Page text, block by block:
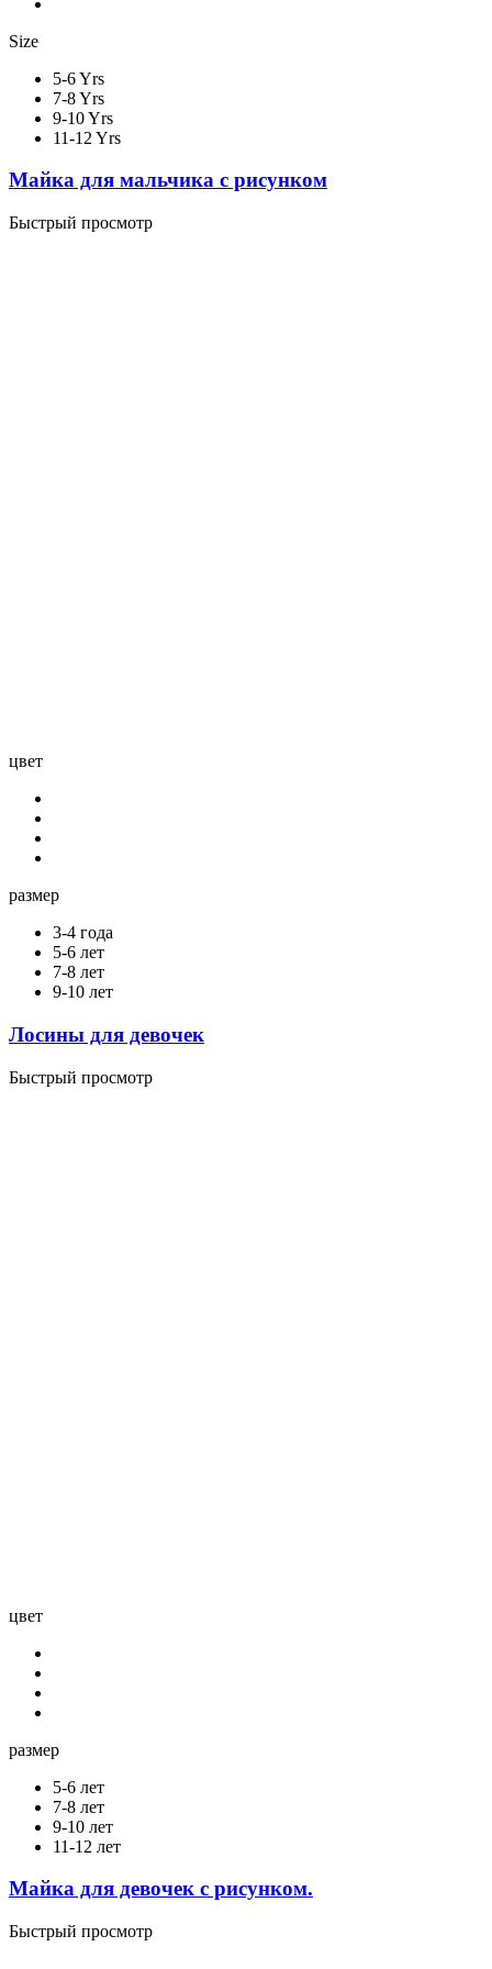
Size
5-6 Yrs
7-8 Yrs
9-10 Yrs
11-12 Yrs
Майка для мальчика с рисунком
Быстрый просмотр
цвет
размер
3-4 года
5-6 лет
7-8 лет
9-10 лет
Лосины для девочек
Быстрый просмотр
цвет
размер
5-6 лет
7-8 лет
9-10 лет
11-12 лет
Майка для девочек с рисунком.
Быстрый просмотр